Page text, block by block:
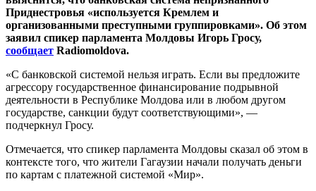
Приднестровья «используется Кремлем и
организованными преступными группировками». Об этом
заявил спикер парламента Молдовы Игорь Гросу,
сообщает Radiomoldova.
«С банковской системой нельзя играть. Если вы предложите
агрессору государственное финансирование подрывной
деятельности в Республике Молдова или в любом другом
государстве, санкции будут соответствующими», —
подчеркнул Гросу.
Отмечается, что спикер парламента Молдовы сказал об этом в
контексте того, что жители Гагаузии начали получать деньги
по картам с платежной системой «Мир».